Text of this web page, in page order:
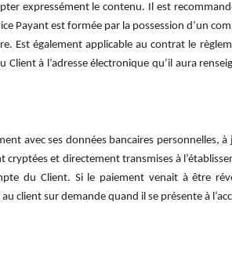
expressément le contenu. Il est
Payant est formée par la possession d’un
Est également applicable au contrat le
à l’adresse électronique qu’il aura
avec ses données bancaires
et directement transmises à
du Client. Si le paiement venait à être
client sur demande quand il se présente à